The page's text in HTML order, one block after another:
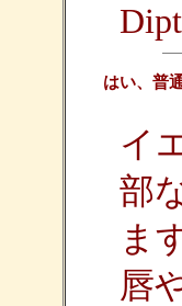
はい、普
イ
部
ま
唇